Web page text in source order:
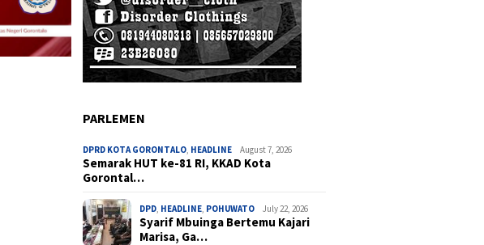
PARLEMEN
DPRD KOTA GORONTALO HEADLINE August 7, 2026
Semarak HUT ke-81 RI, KKAD Kota
Gorontal…
DPD HEADLINE POHUWATO July 22, 2026
Syarif Mbuinga Bertemu Kajari
Marisa, Ga…